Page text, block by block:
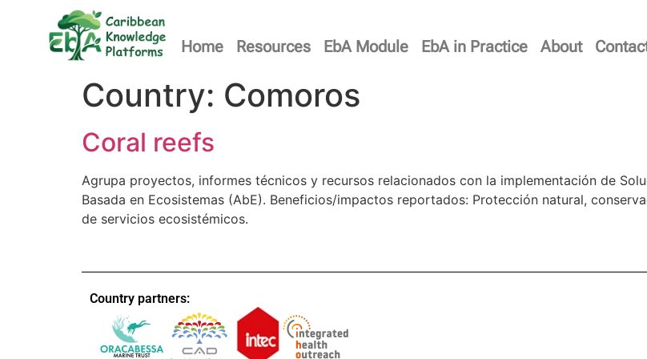
Home Resources EbA Module EbA in Practice About
Country: Comoros
Coral reefs
Agrupa proyectos, informes técnicos y recursos relacionados con la implementación de
Basada en Ecosistemas (AbE). Beneficios/impactos reportados: Protección natural,
de servicios ecosistémicos.
Country partners: